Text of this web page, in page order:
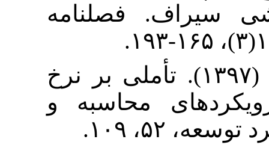
فصلنامه
امیرحسین (۱۳۹۷). تأملی بر نرخ
محاسبه و